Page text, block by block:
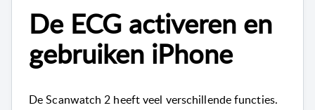
De ECG activeren en
gebruiken iPhone
De Scanwatch 2 heeft veel verschillende functies.